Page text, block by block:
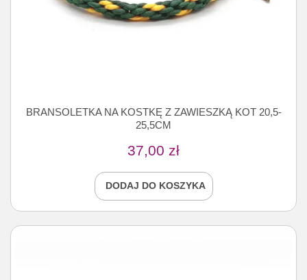
BRANSOLETKA NA KOSTKĘ Z ZAWIESZKĄ KOT 20,5-
25,5CM
37,00 zł
DODAJ DO KOSZYKA